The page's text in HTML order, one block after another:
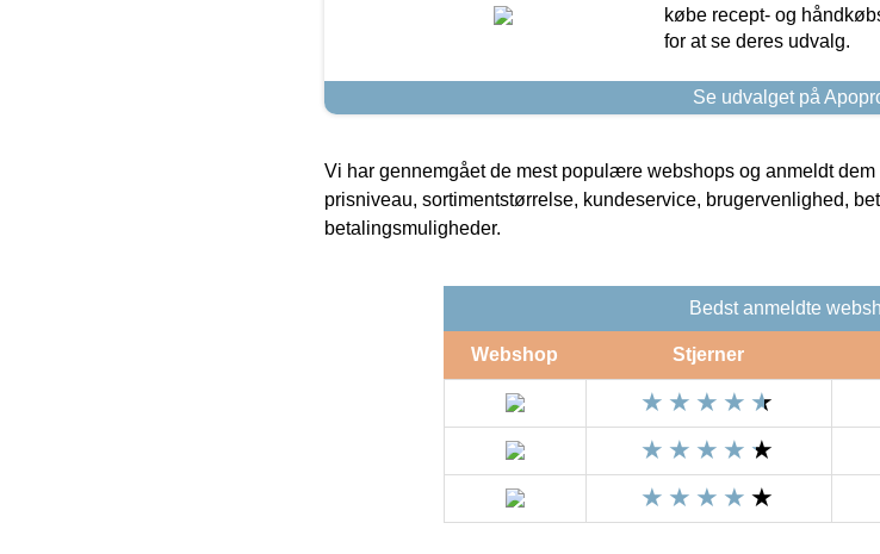
købe recept- og
for at se deres udvalg.
Se udvalget på
Vi har gennemgået de mest populære webshops og anmeldt
prisniveau, sortimentstørrelse, kundeservice, brugervenlighed,
betalingsmuligheder.
Bedst anmeldte
Webshop Stjerner